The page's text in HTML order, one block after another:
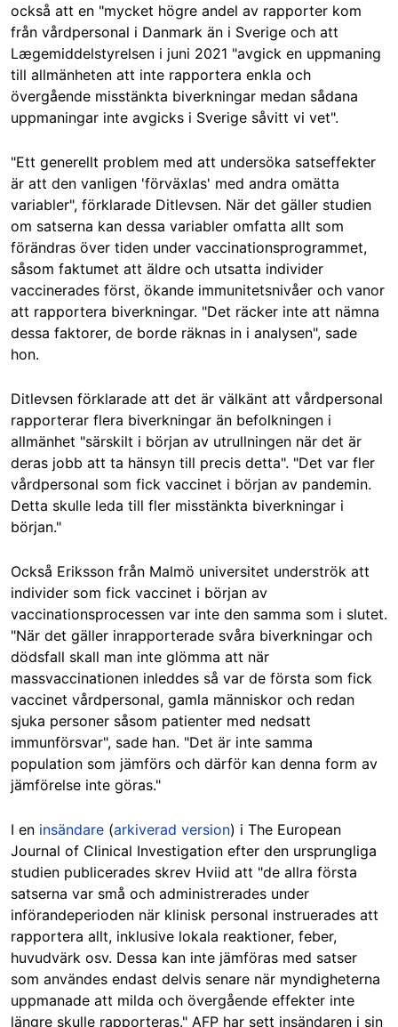
också att en "mycket högre andel av rapporter kom
från vårdpersonal i Danmark än i Sverige och att
Lægemiddelstyrelsen i juni 2021 "avgick en uppmaning
till allmänheten att inte rapportera enkla och
övergående misstänkta biverkningar medan sådana
uppmaningar inte avgicks i Sverige såvitt vi vet".
"Ett generellt problem med att undersöka satseffekter
är att den vanligen 'förväxlas' med andra omätta
variabler", förklarade Ditlevsen. När det gäller studien
om satserna kan dessa variabler omfatta allt som
förändras över tiden under vaccinationsprogrammet,
såsom faktumet att äldre och utsatta individer
vaccinerades först, ökande immunitetsnivåer och vanor
att rapportera biverkningar. "Det räcker inte att nämna
dessa faktorer, de borde räknas in i analysen", sade
hon.
Ditlevsen förklarade att det är välkänt att vårdpersonal
rapporterar flera biverkningar än befolkningen i
allmänhet "särskilt i början av utrullningen när det är
deras jobb att ta hänsyn till precis detta". "Det var fler
vårdpersonal som fick vaccinet i början av pandemin.
Detta skulle leda till fler misstänkta biverkningar i
början."
Också Eriksson från Malmö universitet underströk att
individer som fick vaccinet i början av
vaccinationsprocessen var inte den samma som i slutet.
"När det gäller inrapporterade svåra biverkningar och
dödsfall skall man inte glömma att när
massvaccinationen inleddes så var de första som fick
vaccinet vårdpersonal, gamla människor och redan
sjuka personer såsom patienter med nedsatt
immunförsvar", sade han. "Det är inte samma
population som jämförs och därför kan denna form av
jämförelse inte göras."
I en insändare (arkiverad version) i The European
Journal of Clinical Investigation efter den ursprungliga
studien publicerades skrev Hviid att "de allra första
satserna var små och administrerades under
införandeperioden när klinisk personal instruerades att
rapportera allt, inklusive lokala reaktioner, feber,
huvudvärk osv. Dessa kan inte jämföras med satser
som användes endast delvis senare när myndigheterna
uppmanade att milda och övergående effekter inte
längre skulle rapporteras." AFP har sett insändaren i sin